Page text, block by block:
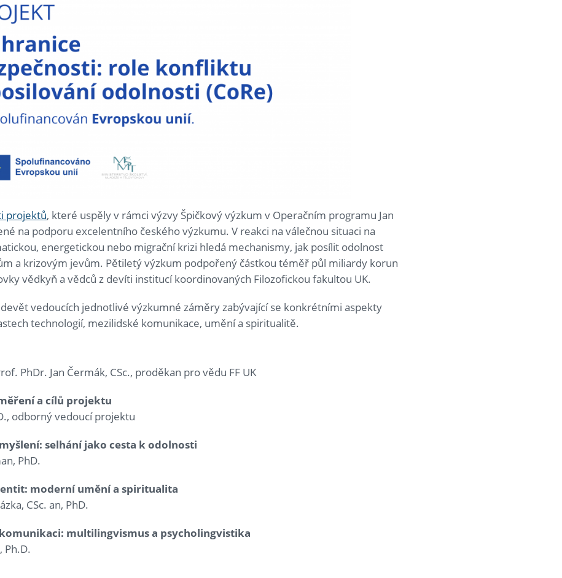
projektů, které uspěly v rámci výzvy Špičkový výzkum v Operačním programu Jan
na podporu excelentního českého výzkumu. V reakci na válečnou situaci na
energetickou nebo migrační krizi hledá mechanismy, jak posílit odolnost
a krizovým jevům. Pětiletý výzkum podpořený částkou téměř půl miliardy korun
vědkyň a vědců z devíti institucí koordinovaných Filozofickou fakultou UK.
vedoucích jednotlivé výzkumné záměry zabývající se konkrétními aspekty
technologií, mezilidské komunikace, umění a spiritualitě.
PhDr. Jan Čermák, CSc., proděkan pro vědu FF UK
a cílů projektu
odborný vedoucí projektu
selhání jako cesta k odolnosti
PhD.
moderní umění a spiritualita
CSc. an, PhD.
multilingvismus a psycholingvistika
Ph.D.